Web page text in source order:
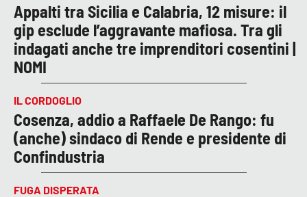
Appalti tra Sicilia e Calabria, 12 misure: il
gip esclude l’aggravante mafiosa. Tra gli
indagati anche tre imprenditori cosentini |
NOMI
IL CORDOGLIO
Cosenza, addio a Raffaele De Rango: fu
(anche) sindaco di Rende e presidente di
Confindustria
FUGA DISPERATA